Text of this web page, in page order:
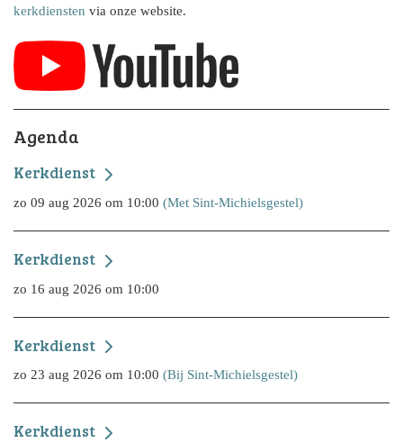
kerkdiensten via onze website.
Agenda
Kerkdienst
zo 09 aug 2026 om 10:00 (Met Sint-Michielsgestel)
Kerkdienst
zo 16 aug 2026 om 10:00
Kerkdienst
zo 23 aug 2026 om 10:00 (Bij Sint-Michielsgestel)
Kerkdienst